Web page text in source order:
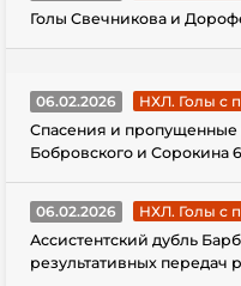
Голы Свечникова и
06.02.2026
НХЛ. Голы с
Спасения и пропущенные
Бобровского и Сорокина
06.02.2026
НХЛ. Голы с
Ассистентский дубль
результативных передач